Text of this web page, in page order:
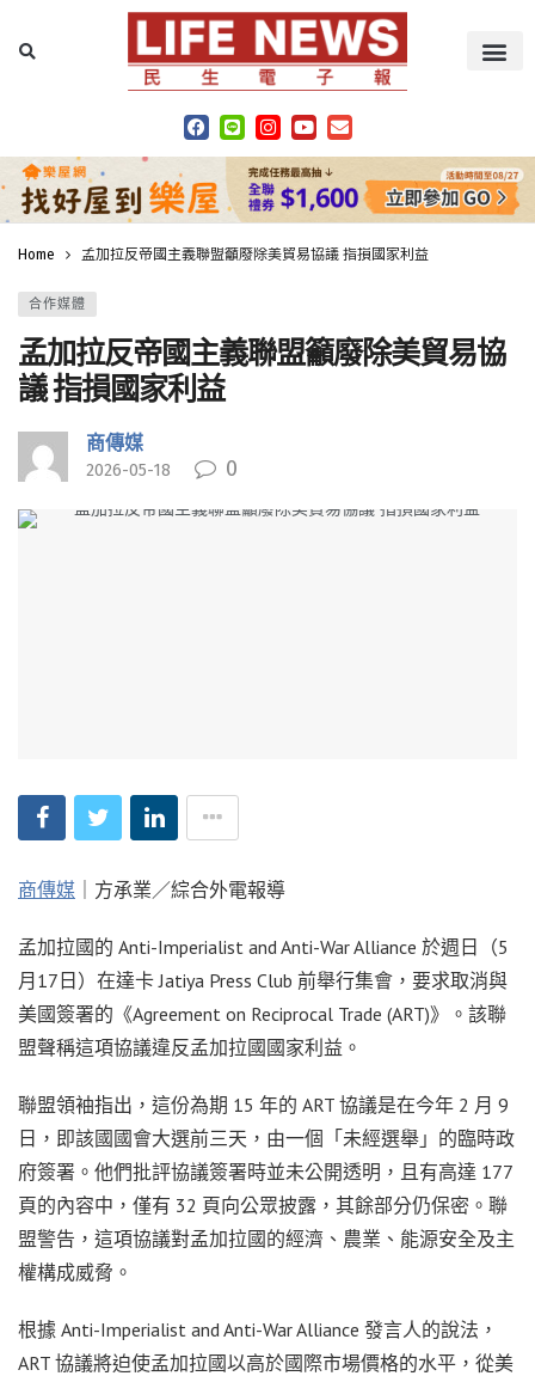
Home 孟加拉反帝國主義聯盟籲廢除美貿易協議 指損國家利益
合作媒體
孟加拉反帝國主義聯盟籲廢除美貿易協
議 指損國家利益
商傳媒
2026-05-18 0
商傳媒 ｜方承業／綜合外電報導
孟加拉國的 Anti-Imperialist and Anti-War Alliance 於週日（5
月17日）在達卡 Jatiya Press Club 前舉行集會，要求取消與
美國簽署的《Agreement on Reciprocal Trade (ART)》。該聯
盟聲稱這項協議違反孟加拉國國家利益。
聯盟領袖指出，這份為期 15 年的 ART 協議是在今年 2 月 9
日，即該國國會大選前三天，由一個「未經選舉」的臨時政
府簽署。他們批評協議簽署時並未公開透明，且有高達 177
頁的內容中，僅有 32 頁向公眾披露，其餘部分仍保密。聯
盟警告，這項協議對孟加拉國的經濟、農業、能源安全及主
權構成威脅。
根據 Anti-Imperialist and Anti-War Alliance 發言人的說法，
ART 協議將迫使孟加拉國以高於國際市場價格的水平，從美